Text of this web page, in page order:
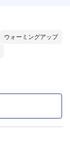
ウォーミングアップ